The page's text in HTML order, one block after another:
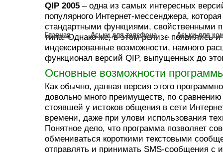
Главная Аськи для телефона Аськи для
QIP 2005 – одна из самых интересных
популярного Интернет-мессенджера,
стандартными функциями, свойственными
типа. Однако же, в этом релизе появились и
индексированные возможности, намного
функционал версий QIP, выпущенных до
Основные возможности
Как обычно, данная версия этого
довольно много преимуществ, по
стоявшей у истоков общения в сети
времени, даже при улови использования
Понятное дело, что программа позволяет
обмениваться короткими текстовыми
отправлять и принимать SMS-сообщения с